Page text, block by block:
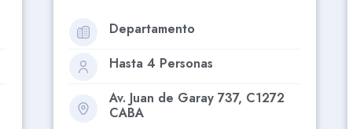
Departamento
Hasta 2 Personas
Calle 6, La Plata Provincia de
Buenos Aires